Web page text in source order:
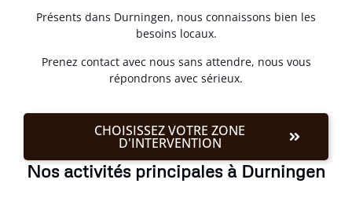
Présents dans Durningen, nous connaissons bien les
besoins locaux.
Prenez contact avec nous sans attendre, nous vous
répondrons avec sérieux.
CHOISISSEZ VOTRE ZONE
D'INTERVENTION
Nos activités principales à Durningen